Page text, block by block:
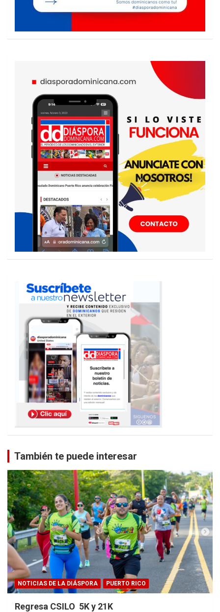
También te puede interesar
NOTICIAS DE LA DIÁSPORA PUERTO RICO
Regresa CSILO 5K y 21K